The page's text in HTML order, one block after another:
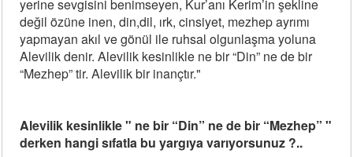
yerine sevgisini benimseyen, Kur’anı Kerim’in şekline
değil özüne inen, din,dil, ırk, cinsiyet, mezhep ayrımı
yapmayan akıl ve gönül ile ruhsal olgunlaşma yoluna
Alevilik denir. Alevilik kesinlikle ne bir “Din” ne de bir
“Mezhep” tir. Alevilik bir inançtır."
Alevilik kesinlikle " ne bir “Din” ne de bir “Mezhep” "
derken hangi sıfatla bu yargıya varıyorsunuz ?..